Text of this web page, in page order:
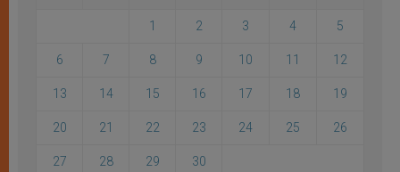
1 2 3 4 5
6 7 8 9 10 11 12
13 14 15 16 17 18 19
20 21 22 23 24 25 26
27 28 29 30